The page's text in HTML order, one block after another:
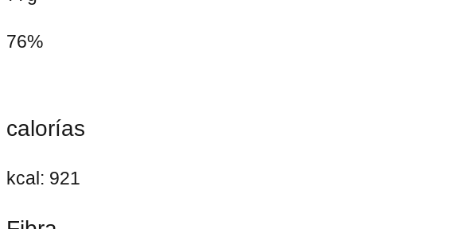
76%
calorías
kcal: 921